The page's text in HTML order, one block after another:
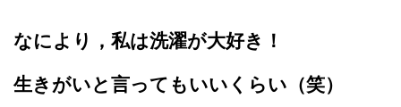
なにより，私は洗濯が大好き！
生きがいと言ってもいいくらい（笑）